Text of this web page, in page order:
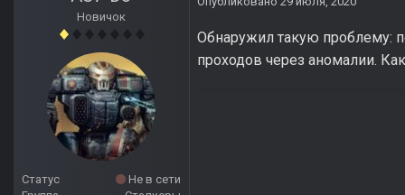
Новичок
Статус
Не в сети
Обнаружил такую проблему:
проходов через аномалии.